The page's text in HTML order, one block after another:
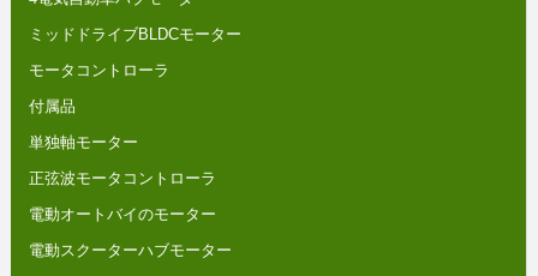
ミッドドライブBLDCモーター
モータコントローラ
付属品
単独軸モーター
正弦波モータコントローラ
電動オートバイのモーター
電動スクーターハブモーター